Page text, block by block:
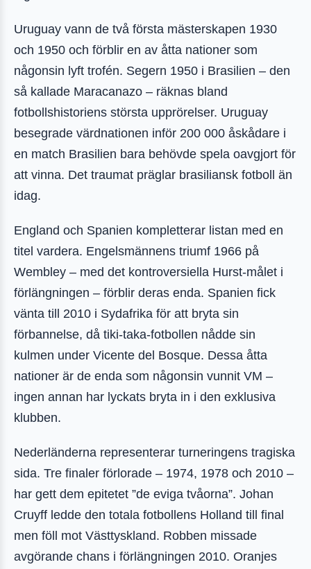
Uruguay vann de två första mästerskapen 1930
och 1950 och förblir en av åtta nationer som
någonsin lyft trofén. Segern 1950 i Brasilien – den
så kallade Maracanazo – räknas bland
fotbollshistoriens största upprörelser. Uruguay
besegrade värdnationen inför 200 000 åskådare i
en match Brasilien bara behövde spela oavgjort för
att vinna. Det traumat präglar brasiliansk fotboll än
idag.
England och Spanien kompletterar listan med en
titel vardera. Engelsmännens triumf 1966 på
Wembley – med det kontroversiella Hurst-målet i
förlängningen – förblir deras enda. Spanien fick
vänta till 2010 i Sydafrika för att bryta sin
förbannelse, då tiki-taka-fotbollen nådde sin
kulmen under Vicente del Bosque. Dessa åtta
nationer är de enda som någonsin vunnit VM –
ingen annan har lyckats bryta in i den exklusiva
klubben.
Nederländerna representerar turneringens tragiska
sida. Tre finaler förlorade – 1974, 1978 och 2010 –
har gett dem epitetet ”de eviga tvåorna”. Johan
Cruyff ledde den totala fotbollens Holland till final
men föll mot Västtyskland. Robben missade
avgörande chans i förlängningen 2010. Oranjes